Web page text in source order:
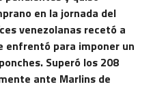
en la jornada del
venezolanas recetó a
enfrentó para imponer un
Superó los 208
ante Marlins de